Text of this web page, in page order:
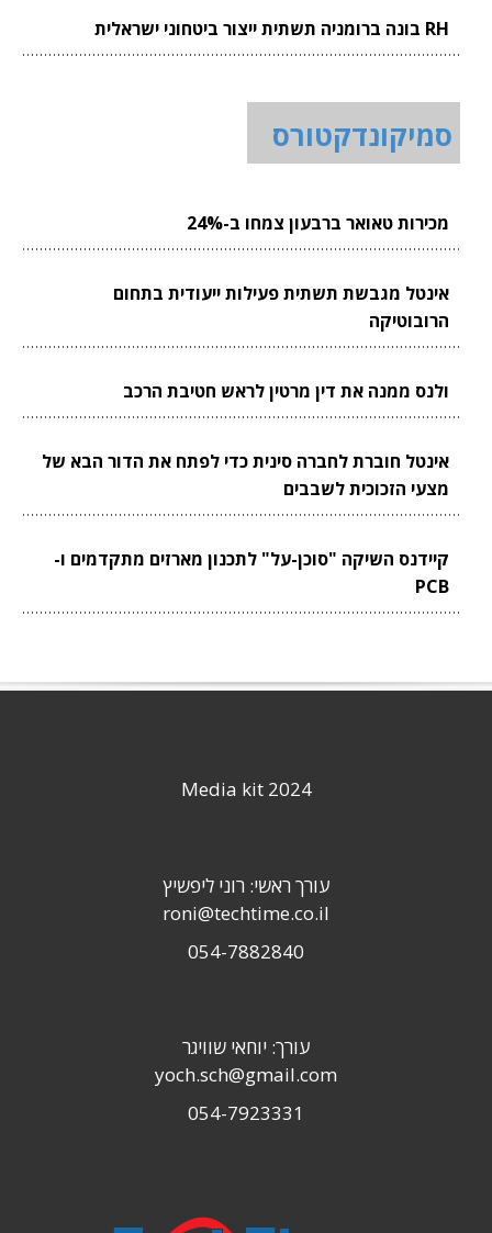
RH בונה ברומניה תשתית ייצור ביטחוני ישראלית
סמיקונדקטורס
מכירות טאואר ברבעון צמחו ב-24%
אינטל מגבשת תשתית פעילות ייעודית בתחום
הרובוטיקה
ולנס ממנה את דין מרטין לראש חטיבת הרכב
אינטל חוברת לחברה סינית כדי לפתח את הדור הבא של
מצעי הזכוכית לשבבים
קיידנס השיקה "סוכן-על" לתכנון מארזים מתקדמים ו-
PCB
Media kit 2024
עורך ראשי: רוני ליפשיץ
roni@techtime.co.il
054-7882840
עורך: יוחאי שוויגר
yoch.sch@gmail.com
054-7923331